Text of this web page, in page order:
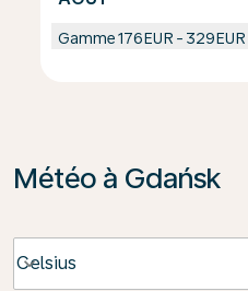
Gamme176EUR - 329EUR
Météo à Gdańsk
Celsius
keyboard_arrow_down